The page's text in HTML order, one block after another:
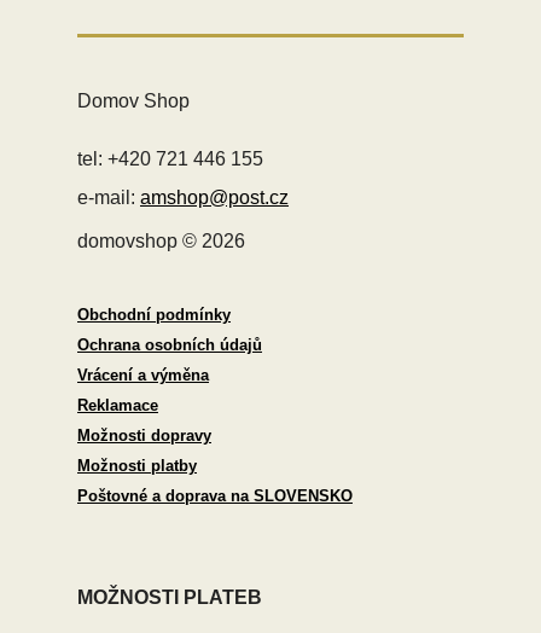
Domov Shop
tel: +420 721 446 155
e-mail: amshop@post.cz
domovshop © 2026
Obchodní podmínky
Ochrana osobních údajů
Vrácení a výměna
Reklamace
Možnosti dopravy
Možnosti platby
Poštovné a doprava na SLOVENSKO
MOŽNOSTI PLATEB